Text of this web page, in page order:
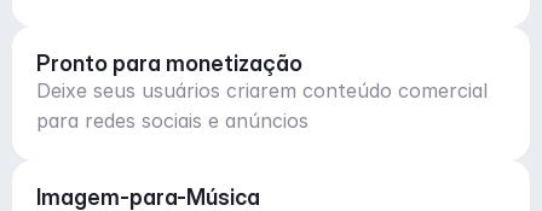
Pronto para monetização
Deixe seus usuários criarem conteúdo comercial
para redes sociais e anúncios
Imagem-para-Música